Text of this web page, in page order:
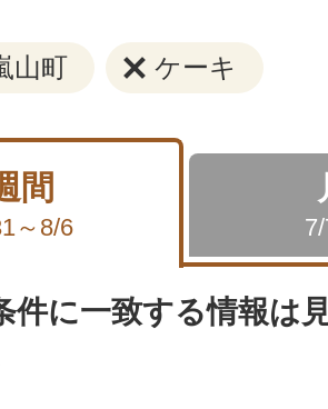
山町 ケーキ
間
～8/6
件に一致する情報は